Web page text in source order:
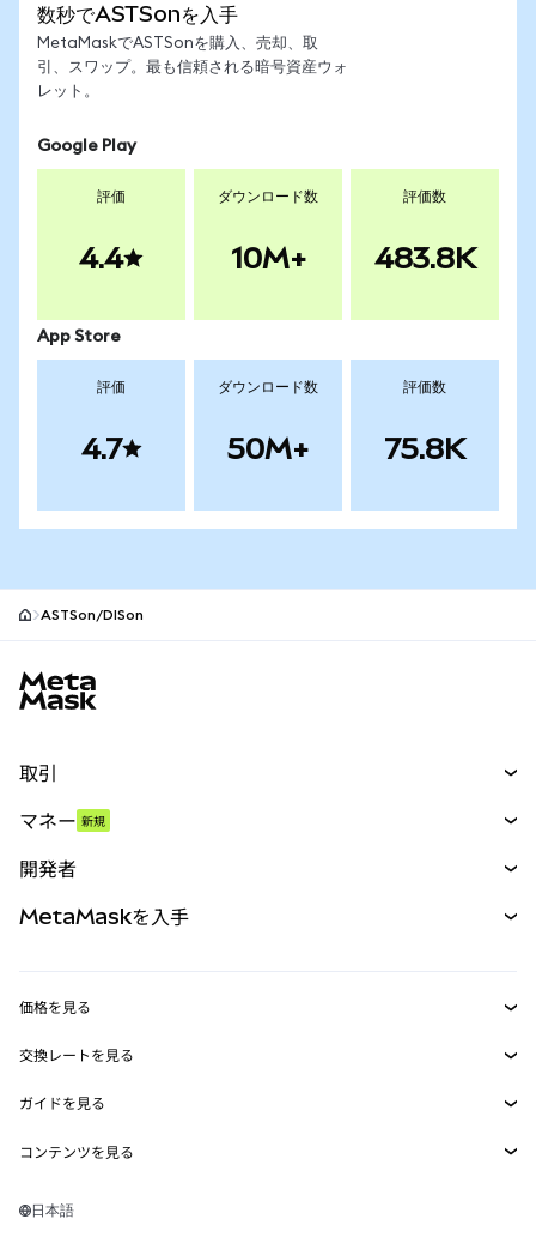
数秒でASTSonを入手
MetaMaskでASTSonを購入、売却、取
引、スワップ。最も信頼される暗号資産ウォ
レット。
Google Play
評価
4.4
ダウンロード数
10M+
評価数
483.8K
App Store
評価
4.7
ダウンロード数
50M+
評価数
75.8K
ASTSon/DISon
取引
パーペチュアル
RWA
マネー 新規
開発者
MetaMask Connect
Snaps
Web3サービス
MetaMaskを入手
セキュリティ
サポート
キャリア
価格を見る
イーサリアムの価格
Solanaの価格
Tetherの価格
交換レートを見る
ETH→USD
USDT→INR
BTC→INR
ガイドを見る
ETHの購入
コンテンツを見る
Solanaウォレット
日本語